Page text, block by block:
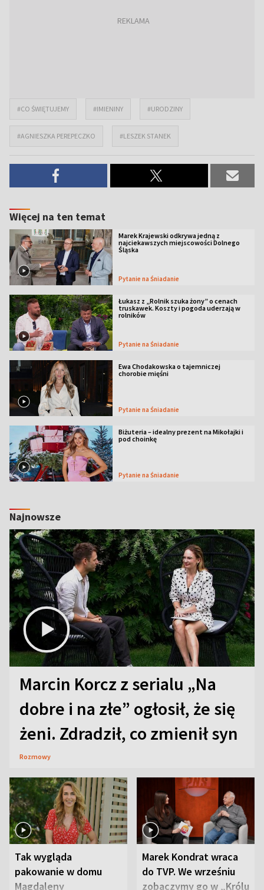
#CO ŚWIĘTUJEMY #IMIENINY #URODZINY
#AGNIESZKA PEREPECZKO #LESZEK STANEK
Więcej na ten temat
Marek Krajewski odkrywa jedną z
najciekawszych miejscowości Dolnego
Śląska
Pytanie na Śniadanie
Łukasz z „Rolnik szuka żony” o cenach
truskawek. Koszty i pogoda uderzają w
rolników
Pytanie na Śniadanie
Ewa Chodakowska o tajemniczej
chorobie mięśni
Pytanie na Śniadanie
Biżuteria – idealny prezent na Mikołajki i
pod choinkę
Pytanie na Śniadanie
Najnowsze
Marcin Korcz z serialu „Na
dobre i na złe” ogłosił, że się
żeni. Zdradził, co zmienił syn
Rozmowy
Tak wygląda
pakowanie w domu
Magdaleny
Marek Kondrat wraca
do TVP. We wrześniu
zobaczymy go w „Królu